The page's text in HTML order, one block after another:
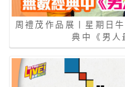
周禮茂作品展丨星期日
典中《男人